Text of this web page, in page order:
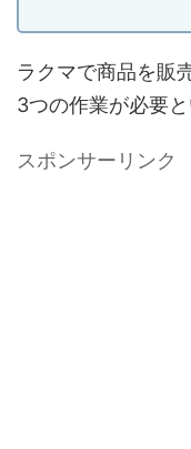
ラクマで商品を販
3つの作業が必要と
スポンサーリンク